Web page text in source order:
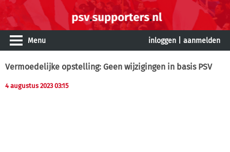
Menu inloggen aanmelden
Vermoedelijke opstelling: Geen wijzigingen in basis PSV
4 augustus 2023 03:15